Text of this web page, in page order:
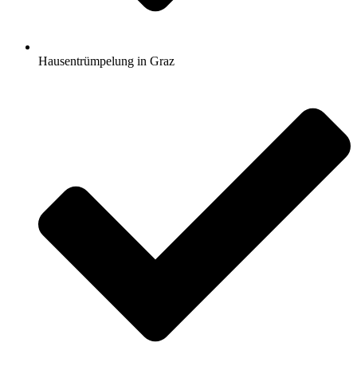
Hausentrümpelung in Graz